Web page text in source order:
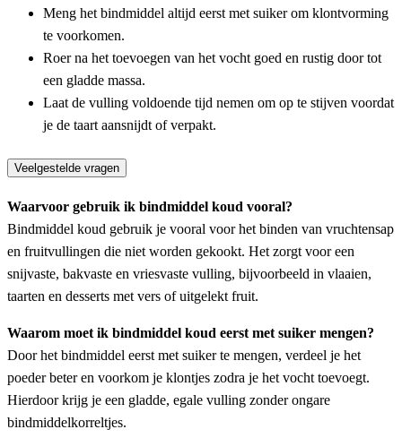
Meng het bindmiddel altijd eerst met suiker om klontvorming
te voorkomen.
Roer na het toevoegen van het vocht goed en rustig door tot
een gladde massa.
Laat de vulling voldoende tijd nemen om op te stijven voordat
je de taart aansnijdt of verpakt.
Veelgestelde vragen
Waarvoor gebruik ik bindmiddel koud vooral?
Bindmiddel koud gebruik je vooral voor het binden van vruchtensap
en fruitvullingen die niet worden gekookt. Het zorgt voor een
snijvaste, bakvaste en vriesvaste vulling, bijvoorbeeld in vlaaien,
taarten en desserts met vers of uitgelekt fruit.
Waarom moet ik bindmiddel koud eerst met suiker mengen?
Door het bindmiddel eerst met suiker te mengen, verdeel je het
poeder beter en voorkom je klontjes zodra je het vocht toevoegt.
Hierdoor krijg je een gladde, egale vulling zonder ongare
bindmiddelkorreltjes.